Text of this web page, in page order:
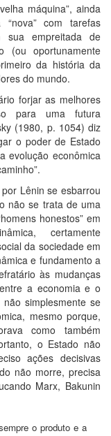
máquina”, ainda
com tarefas
sua empreitada de
(ou oportunamente
da história da
do mundo.
forjar as melhores
para uma futura
(1980, p. 1054) diz
o poder de Estado
evolução econômica
Lênin se esbarrou
não se trata de uma
honestos” em
certamente
da sociedade em
e fundamento a
às mudanças
a economia e o
simplesmente se
mesmo porque,
como também
o Estado não
ações decisivas
não morre, precisa
Marx, Bakunin
o produto e a